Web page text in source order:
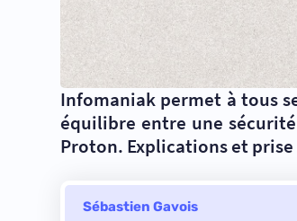
Infomaniak permet à tous
équilibre entre une
Proton. Explications et
Sébastien Gavois